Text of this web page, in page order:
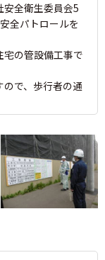
全衛生委員会5
全パトロールを
宅の管設備工事で
で、歩行者の通